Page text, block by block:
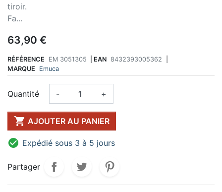
tiroir.
Fa...
63,90 €
RÉFÉRENCE EM 3051305 EAN 8432393005362
MARQUE
Emuca
Quantité - +
 AJOUTER AU PANIER
 Expédié sous 3 à 5 jours
Partager